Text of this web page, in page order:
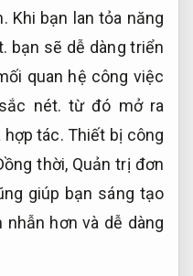
Khi bạn lan tỏa năng
bạn sẽ dễ dàng triển
quan hệ công việc
nét. từ đó mở ra
hợp tác.Thiết bị công
thời, Quản trị đơn
giúp bạn sáng tạo
nhẫn hơn và dễ dàng